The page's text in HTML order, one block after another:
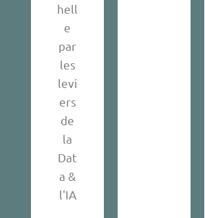
hell
e
par
les
levi
ers
de
la
Dat
a &
l'IA